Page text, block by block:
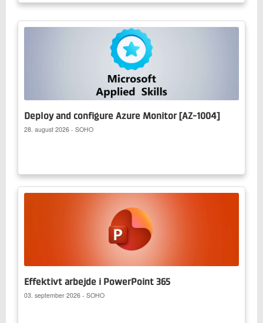
Deploy and configure Azure Monitor [AZ-1004]
28. august 2026 - SOHO
Effektivt arbejde i PowerPoint 365
03. september 2026 - SOHO